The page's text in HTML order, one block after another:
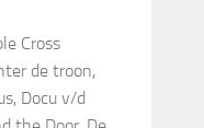
Cross
de troon,
Docu v/d